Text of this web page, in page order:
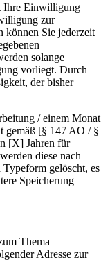
Ihre Einwilligung
zur
können Sie jederzeit
solange
vorliegt. Durch
der bisher
/ einem Monat
gemäß [§ 147 AO / §
[X] Jahren für
diese nach
gelöscht, es
Speicherung
Thema
Adresse zur